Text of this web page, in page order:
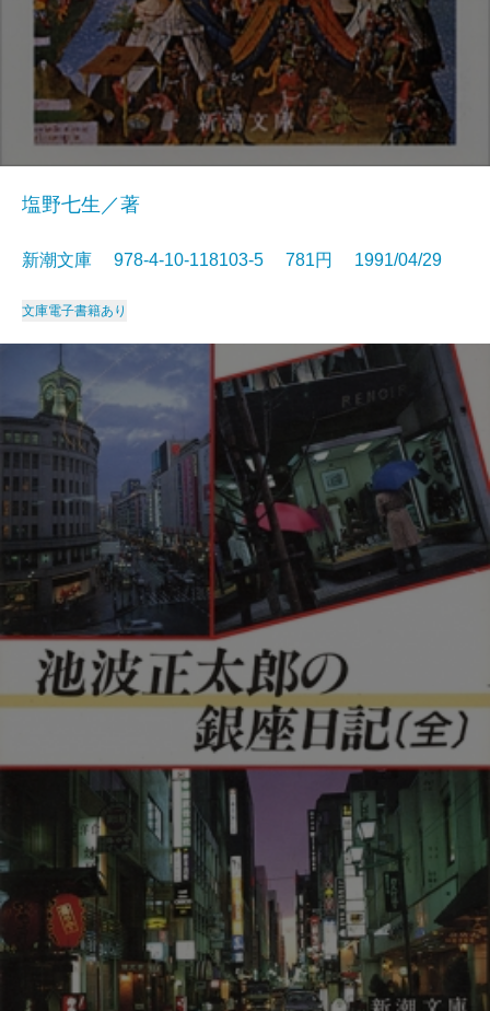
塩野七生／著
新潮文庫 978-4-10-118103-5 781円 1991/04/29
文庫電子書籍あり